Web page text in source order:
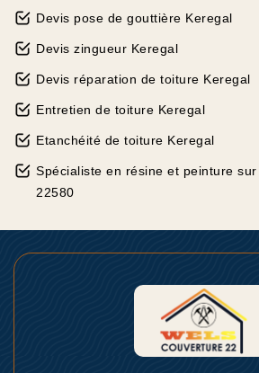
Devis pose de gouttière Keregal
Devis zingueur Keregal
Devis réparation de toiture Keregal
Entretien de toiture Keregal
Etanchéité de toiture Keregal
Spécialiste en résine et peinture
22580